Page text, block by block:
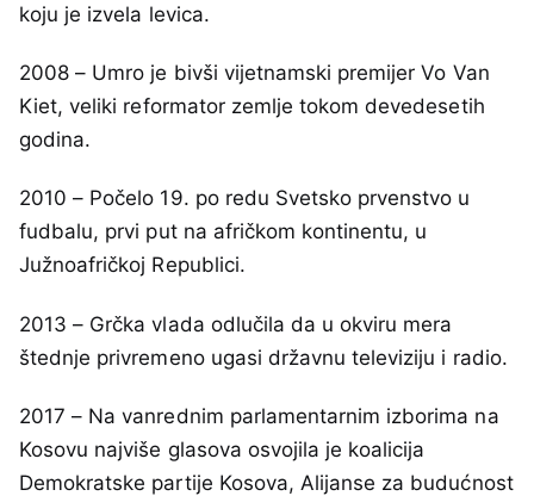
koju je izvela levica.
2008 – Umro je bivši vijetnamski premijer Vo Van
Kiet, veliki reformator zemlje tokom devedesetih
godina.
2010 – Počelo 19. po redu Svetsko prvenstvo u
fudbalu, prvi put na afričkom kontinentu, u
Južnoafričkoj Republici.
2013 – Grčka vlada odlučila da u okviru mera
štednje privremeno ugasi državnu televiziju i radio.
2017 – Na vanrednim parlamentarnim izborima na
Kosovu najviše glasova osvojila je koalicija
Demokratske partije Kosova, Alijanse za budućnost